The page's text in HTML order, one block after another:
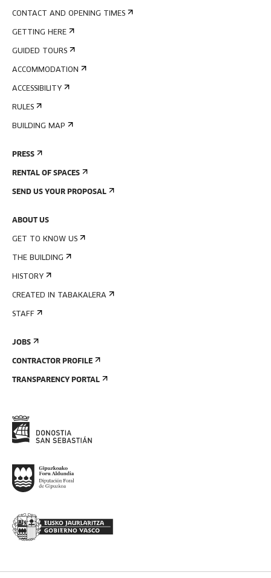
CONTACT AND OPENING TIMES
GETTING HERE
GUIDED TOURS
ACCOMMODATION
ACCESSIBILITY
RULES
BUILDING MAP
PRESS
RENTAL OF SPACES
SEND US YOUR PROPOSAL
ABOUT US
GET TO KNOW US
THE BUILDING
HISTORY
CREATED IN TABAKALERA
STAFF
JOBS
CONTRACTOR PROFILE
TRANSPARENCY PORTAL